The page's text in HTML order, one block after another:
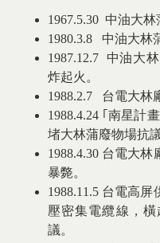
1967.5.30 中油大
1980.3.8 中油大林
1987.12.7 中油大
炸起火。
1988.2.7 台電大林
1988.4.24 ｢南星計
堵大林蒲廢物場抗議
1988.4.30 台電大
暴斃。
1988.11.5 台電高
壓密集電纜線，
議。